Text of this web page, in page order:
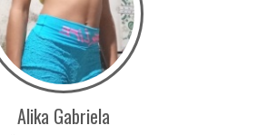
Alika Gabriela